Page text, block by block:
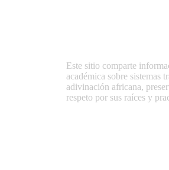
Este sitio comparte
académica sobre sistemas
adivinación africana,
respeto por sus raíces y